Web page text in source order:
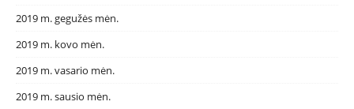
2019 m. gegužės mėn.
2019 m. kovo mėn.
2019 m. vasario mėn.
2019 m. sausio mėn.